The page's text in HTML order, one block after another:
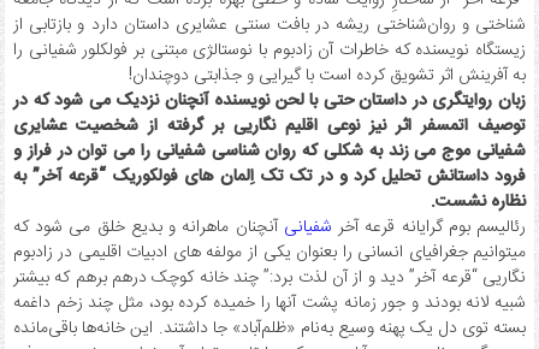
شناختی و روان‌شناختی ریشه در بافت سنتی عشایری داستان دارد و بازتابی از
زیستگاه نویسنده که خاطرات آن زادبوم با نوستالژی مبتنی بر فولکلور شفیانی را
به آفرینش اثر تشویق کرده است با گیرایی و جذابتی دوچندان!
زبان روایتگری در داستان حتی با لحن نویسنده آنچنان نزدیک می شود که در
توصیف اتمسفر اثر نیز نوعی اقلیم نگاریی بر گرفته از شخصیت عشایری
شفیانی موج می زند به شکلی که روان شناسی شفیانی را می توان در فراز و
فرود داستانش تحلیل کرد و در تک تک اِلمان های فولکوریک “قرعه آخر” به
نظاره نشست.
رئالیسم بوم گرایانه قرعه آخر شفیانی آنچنان ماهرانه و بدیع خلق می شود که
میتوانیم جغرافیای انسانی را بعنوان یکی از مولفه های ادبیات اقلیمی در زادبوم
نگاریی “قرعه آخر” دید و از آن لذت برد:” چند خانه کوچک درهم برهم که بیشتر
شبیه لانه بودند و جور زمانه پشت آنها را خمیده کرده بود، مثل چند زخم داغمه
بسته توی دل یک پهنه وسیع به‌نام «ظلم‌آباد» جا داشتند. این خانه‌ها باقی‌مانده